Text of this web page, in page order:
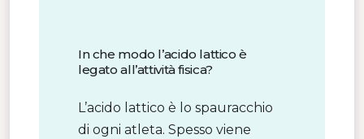
In che modo l’acido lattico è
legato all’attività fisica?
L’acido lattico è lo spauracchio
di ogni atleta. Spesso viene